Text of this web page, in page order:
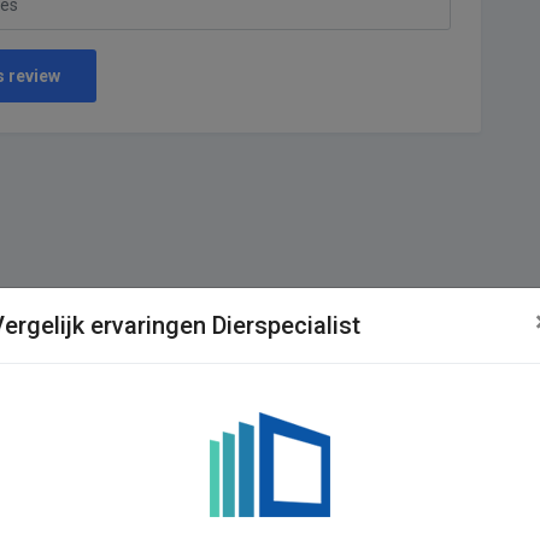
review
ervaringen Dierspecialist